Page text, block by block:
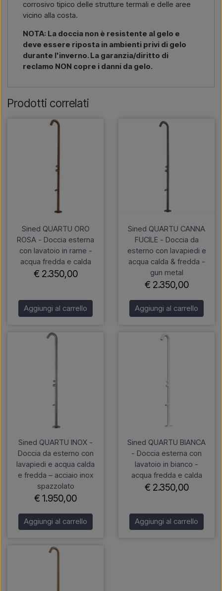
corrosivo tipico delle strutture termali e delle aree
vicino alla costa.
NOTA: La doccia non è resistente al gelo e
deve essere riposta in ambienti privi di gelo
durante l'inverno. La garanzia/diritto di
reclamo NON copre i danni da gelo.
Prodotti correlati
Sined QUARTU ORO
ROSA - Doccia esterna
con lavatoio in rame -
acqua fredda e calda
€ 2.350,00
Aggiungi al carrello
Sined QUARTU CANNA
FUCILE - Doccia da
esterno con lavapiedi e
acqua calda & fredda -
gun metal
€ 2.350,00
Aggiungi al carrello
Sined QUARTU INOX -
Doccia da esterno con
lavapiedi e acqua calda
e fredda – acciaio inox
spazzolato
€ 1.950,00
Aggiungi al carrello
Sined QUARTU BIANCA
- Doccia esterna con
lavatoio in bianco -
acqua fredda e calda
€ 2.350,00
Aggiungi al carrello